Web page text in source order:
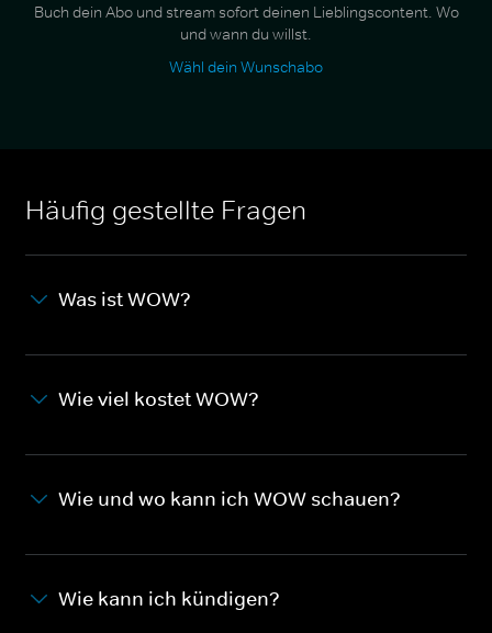
Buch dein Abo und stream sofort deinen Lieblingscontent. Wo
und wann du willst.
Wähl dein Wunschabo
Häufig gestellte Fragen
Was ist WOW?
Wie viel kostet WOW?
Wie und wo kann ich WOW schauen?
Wie kann ich kündigen?